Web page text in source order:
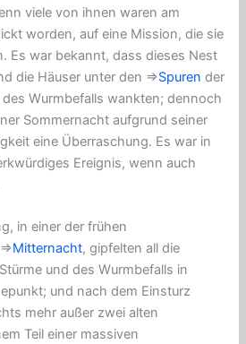
viele von ihnen waren am
worden, auf eine Mission, die sie
Es war bekannt, dass dieses Nest
die Häuser unter den ⇒Spuren der
Wurmbefalls wankten; dennoch
Sommernacht aufgrund seiner
eine Überraschung. Es war in
Ereignis, wenn auch
in einer der frühen
⇒Mitternacht, gipfelten all die
und des Wurmbefalls in
und nach dem Einsturz
mehr außer zwei alten
Teil einer massiven